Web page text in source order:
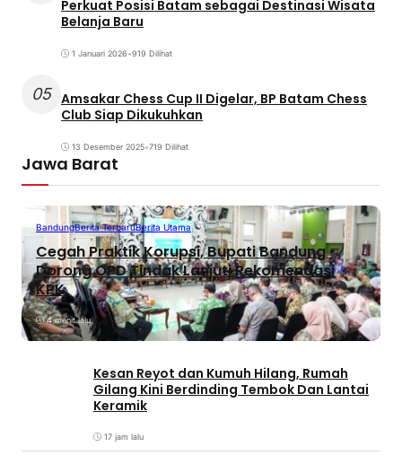
Perkuat Posisi Batam sebagai Destinasi Wisata
Belanja Baru
1 Januari 2026•919 Dilihat
05 Amsakar Chess Cup II Digelar, BP Batam Chess
Club Siap Dikukuhkan
13 Desember 2025•719 Dilihat
Jawa Barat
BandungBerita TerbaruBerita Utama
Cegah Praktik Korupsi, Bupati Bandung
Dorong OPD Tindak Lanjuti Rekomendasi
KPK
4 menit lalu
Kesan Reyot dan Kumuh Hilang, Rumah
Gilang Kini Berdinding Tembok Dan Lantai
Keramik
17 jam lalu